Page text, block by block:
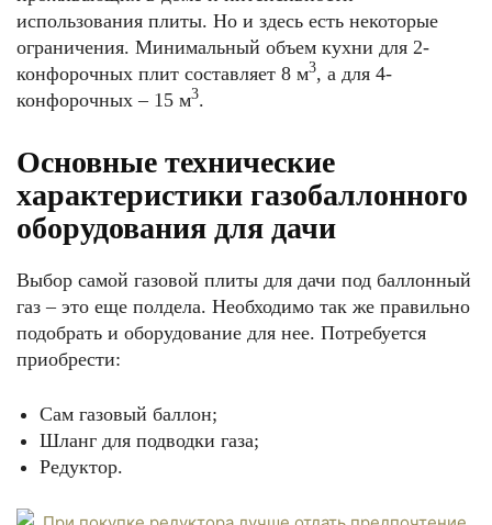
использования плиты. Но и здесь есть некоторые
ограничения. Минимальный объем кухни для 2-
конфорочных плит составляет 8 м3, а для 4-
конфорочных – 15 м3.
Основные технические
характеристики газобаллонного
оборудования для дачи
Выбор самой газовой плиты для дачи под баллонный
газ – это еще полдела. Необходимо так же правильно
подобрать и оборудование для нее. Потребуется
приобрести:
Сам газовый баллон;
Шланг для подводки газа;
Редуктор.